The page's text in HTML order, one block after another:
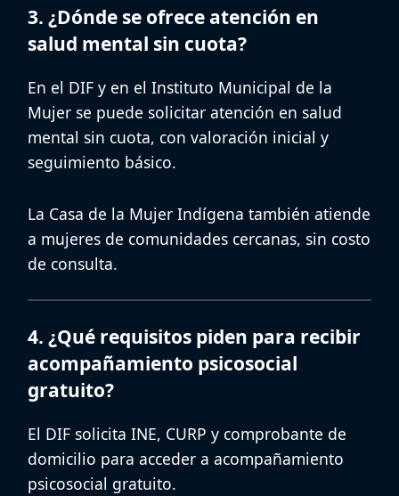
3. ¿Dónde se ofrece atención en
salud mental sin cuota?
En el DIF y en el Instituto Municipal de la
Mujer se puede solicitar atención en salud
mental sin cuota, con valoración inicial y
seguimiento básico.
La Casa de la Mujer Indígena también atiende
a mujeres de comunidades cercanas, sin costo
de consulta.
4. ¿Qué requisitos piden para recibir
acompañamiento psicosocial
gratuito?
El DIF solicita INE, CURP y comprobante de
domicilio para acceder a acompañamiento
psicosocial gratuito.